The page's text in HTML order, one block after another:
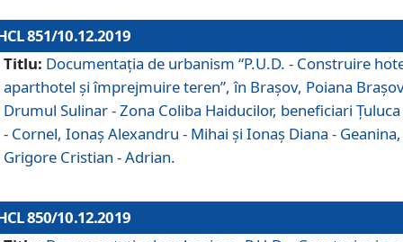
851/10.12.2019
Titlu: Documentaţia de urbanism “P.U.D. - Construire
aparthotel şi împrejmuire teren”, în Braşov, Poiana
Drumul Sulinar - Zona Coliba Haiducilor, beneficiari
- Cornel, Ionaş Alexandru - Mihai şi Ionaş Diana - Geanina,
Grigore Cristian - Adrian.
850/10.12.2019